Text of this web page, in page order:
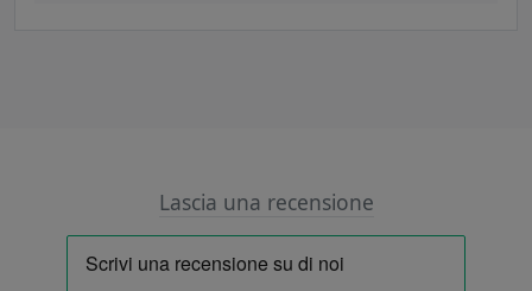
Lascia una recensione